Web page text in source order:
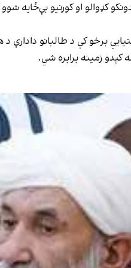
کډوالو او کورنیو بې‌ځایه
برخو کې د طالبانو
زمینه برابره شي.